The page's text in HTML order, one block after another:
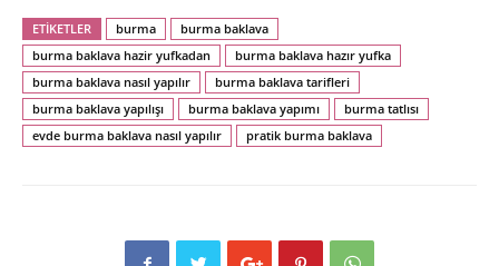
ETİKETLER burma
burma baklava
burma baklava hazir yufkadan
burma baklava hazır yufka
burma baklava nasıl yapılır
burma baklava tarifleri
burma baklava yapılışı
burma baklava yapımı
burma tatlısı
evde burma baklava nasıl yapılır
pratik burma baklava